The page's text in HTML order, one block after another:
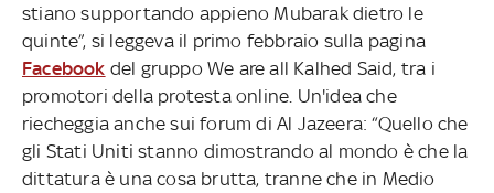
stiano supportando appieno Mubarak dietro le
quinte”, si leggeva il primo febbraio sulla pagina
Facebook del gruppo We are all Kalhed Said, tra i
promotori della protesta online. Un'idea che
riecheggia anche sui forum di Al Jazeera: “Quello che
gli Stati Uniti stanno dimostrando al mondo è che la
dittatura è una cosa brutta, tranne che in Medio